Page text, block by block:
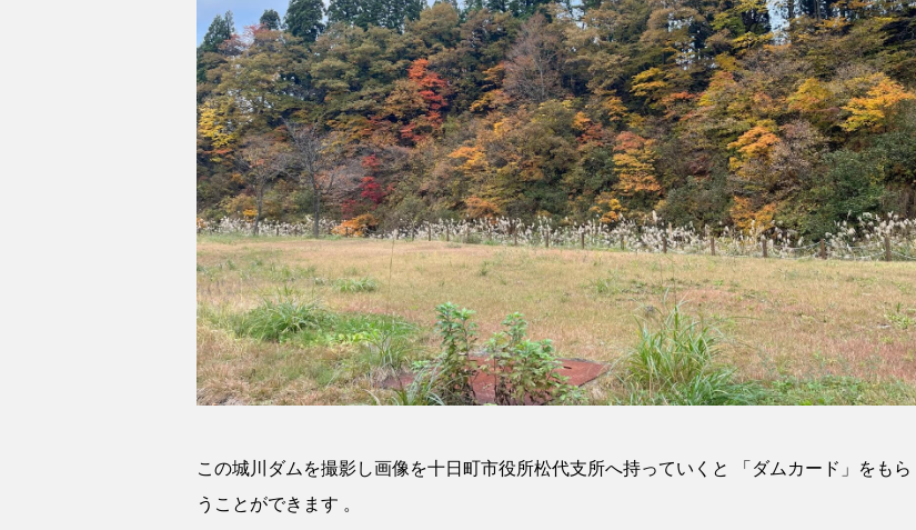
この城川ダムを撮影し画像を十日町市役所松代支所へ持っていくと 「ダムカード」をもら
うことができます 。